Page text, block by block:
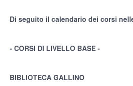
Di seguito il calendario dei corsi
- CORSI DI LIVELLO BASE -
BIBLIOTECA GALLINO